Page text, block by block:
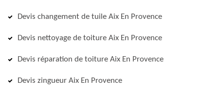
Devis changement de tuile Aix En Provence
Devis nettoyage de toiture Aix En Provence
Devis réparation de toiture Aix En Provence
Devis zingueur Aix En Provence